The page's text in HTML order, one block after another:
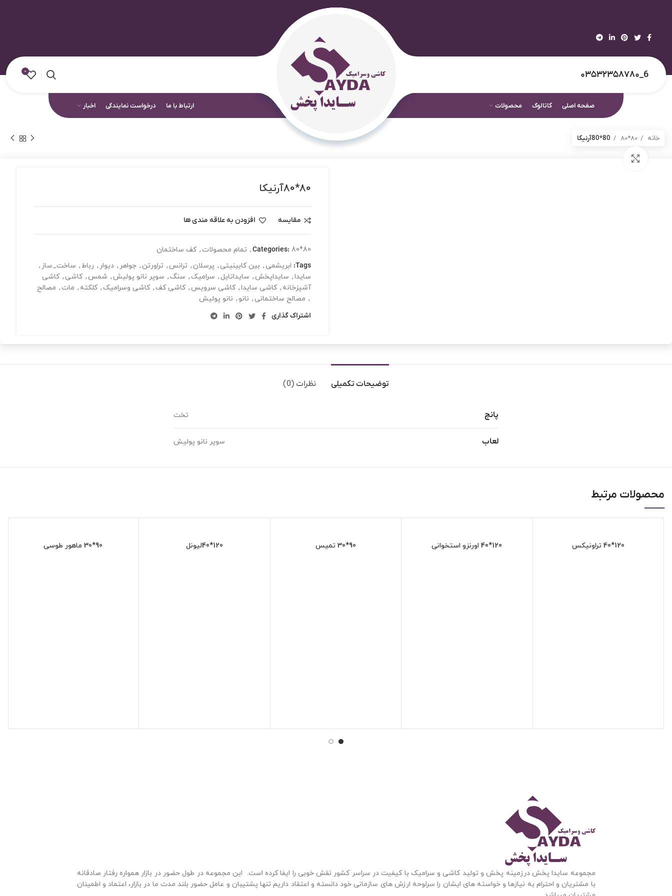
6_۰۳۵۳۲۳۵۸۷۸۰ 0
صفحه اصلی کاتالوگ محصولات ارتباط با ما درخواست نمایندگی اخبار
خانه 80*80 80*80آرنیکا
80*80آرنیکا
مقایسه افزودن به علاقه مندی ها
Categories: 80*80
, تمام محصولات , کف ساختمان
Tags: ابریشمی , بین کابینیتی , پرسلان , ترانس , تراورتن , جواهر , دیوار , رباط, ساخت_ساز ,
سایدا, سایداپخش , سایداتایل , سرامیک , سنگ , سوپر نانو پولیش , شمس , کاشی , کاشی
آشپزخانه , کاشی سایدا, کاشی سرویس , کاشی کف , کاشی وسرامیک , کلکته , مات , مصالح
, مصالح ساختمانی , نانو , نانو پولیش
اشتراک گذاری
توضیحات تکمیلی نظرات (0)
پانچ تخت
لعاب سوپر نانو پولیش
محصولات مرتبط
120*40 تراونیکس 120*40 اورنزو استخوانی 90*30 تمیس 120*40لیونل 90*30 ماهور طوسی
مجموعه سایدا پخش درزمینه پخش و تولید کاشی و سرامیک با کیفیت در سراسر کشور نقش خوبی را ایفا کرده است. این مجموعهدر طول حضور در بازار همواره رفتار صادقانه
با مشتریان و احترام به نیازها و خواسته های ایشان را سرلوحه ارزش های سازمانی خود دانسته و اعتقاد داریم تنها پشتیبان و عامل حضور بلند مدت ما در بازار، اعتماد و اطمینان